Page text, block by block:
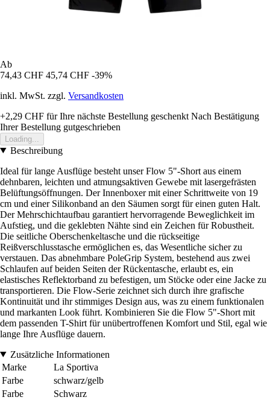
Ab
74,43 CHF 45,74 CHF -39%
inkl. MwSt. zzgl. Versandkosten
+2,29 CHF für Ihre nächste Bestellung geschenkt Nach Bestätigung
Ihrer Bestellung gutgeschrieben
Loading...
Beschreibung
Ideal für lange Ausflüge besteht unser Flow 5"-Short aus einem
dehnbaren, leichten und atmungsaktiven Gewebe mit lasergefrästen
Belüftungsöffnungen. Der Innenboxer mit einer Schrittweite von 19
cm und einer Silikonband an den Säumen sorgt für einen guten Halt.
Der Mehrschichtaufbau garantiert hervorragende Beweglichkeit im
Aufstieg, und die geklebten Nähte sind ein Zeichen für Robustheit.
Die seitliche Oberschenkeltasche und die rückseitige
Reißverschlusstasche ermöglichen es, das Wesentliche sicher zu
verstauen. Das abnehmbare PoleGrip System, bestehend aus zwei
Schlaufen auf beiden Seiten der Rückentasche, erlaubt es, ein
elastisches Reflektorband zu befestigen, um Stöcke oder eine Jacke zu
transportieren. Die Flow-Serie zeichnet sich durch ihre grafische
Kontinuität und ihr stimmiges Design aus, was zu einem funktionalen
und markanten Look führt. Kombinieren Sie die Flow 5"-Short mit
dem passenden T-Shirt für unübertroffenen Komfort und Stil, egal wie
lange Ihre Ausflüge dauern.
Zusätzliche Informationen
Marke
La Sportiva
Farbe
schwarz/gelb
Farbe
Schwarz